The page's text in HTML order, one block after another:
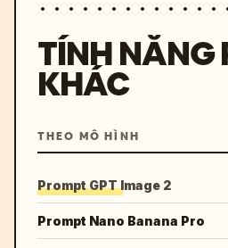
TÍNH NĂNG
KHÁC
THEO MÔ HÌNH
Prompt GPT Image 2
Prompt Nano Banana Pro